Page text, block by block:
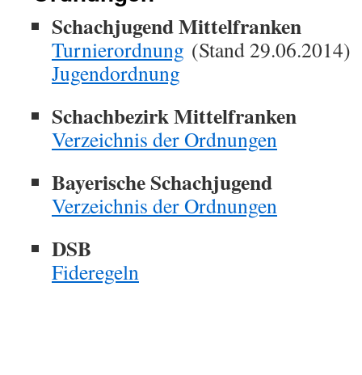
Schachjugend Mittelfranken
Turnierordnung (Stand 29.06.2014)
Jugendordnung
Schachbezirk Mittelfranken
Verzeichnis der Ordnungen
Bayerische Schachjugend
Verzeichnis der Ordnungen
DSB
Fideregeln